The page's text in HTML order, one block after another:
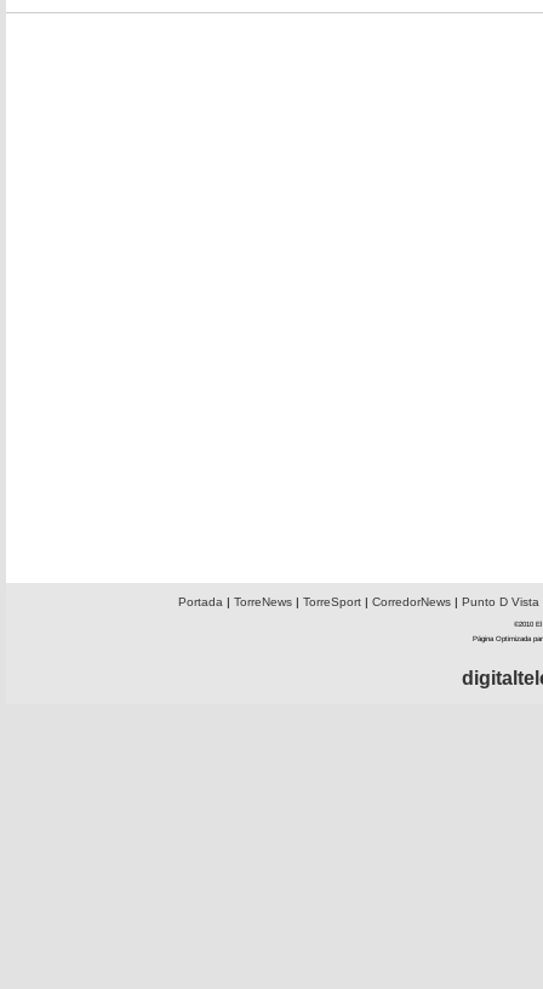
Portada | TorreNews| TorreSport| CorredorNews| Punto D Vista
©2010 El
Página Optimizada